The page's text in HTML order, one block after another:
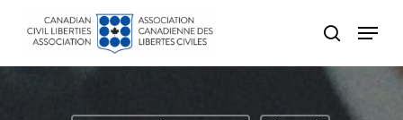
recherche
Menu